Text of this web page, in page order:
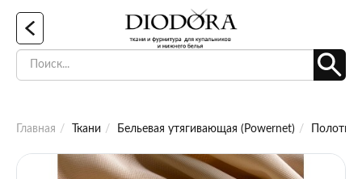
Главная Ткани Бельевая утягивающая (Powernet)